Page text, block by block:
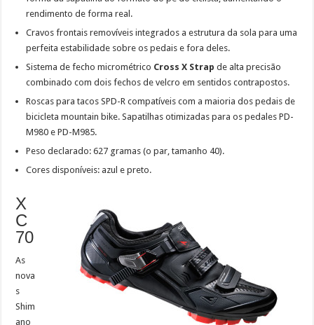
rendimento de forma real.
Cravos frontais removíveis integrados a estrutura da sola para uma
perfeita estabilidade sobre os pedais e fora deles.
Sistema de fecho micrométrico Cross X Strap de alta precisão
combinado com dois fechos de velcro em sentidos contrapostos.
Roscas para tacos SPD-R compatíveis com a maioria dos pedais de
bicicleta mountain bike. Sapatilhas otimizadas para os pedales PD-
M980 e PD-M985.
Peso declarado: 627 gramas (o par, tamanho 40).
Cores disponíveis: azul e preto.
X
C
70
As
nova
s
Shim
ano